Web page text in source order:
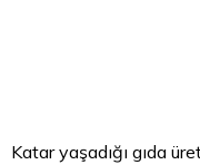
Katar yaşadığı gıda